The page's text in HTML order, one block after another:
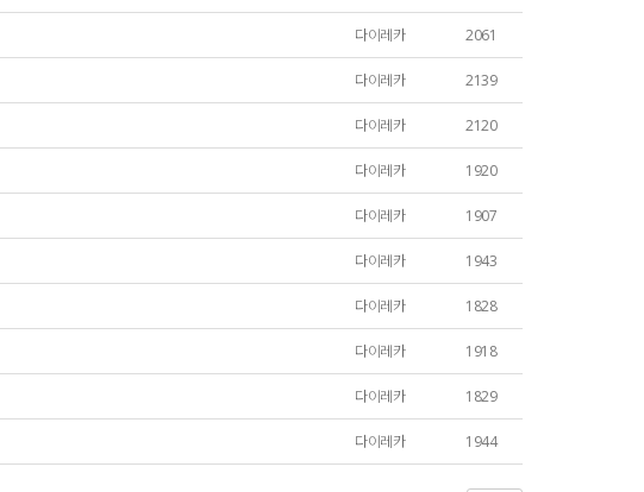
다이레카 2061
다이레카 2139
다이레카 2120
다이레카 1920
다이레카 1907
다이레카 1943
다이레카 1828
다이레카 1918
다이레카 1829
다이레카 1944